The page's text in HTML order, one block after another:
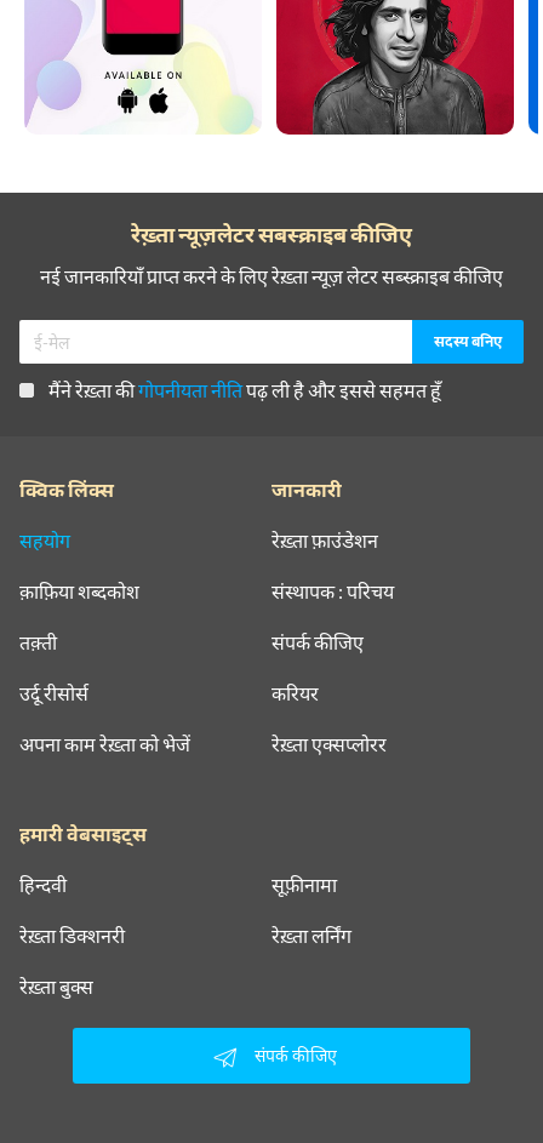
रेख़्ता न्यूज़लेटर सबस्क्राइब कीजिए
नई जानकारियाँ प्राप्त करने के लिए रेख़्ता न्यूज़ लेटर सब्स्क्राइब कीजिए
मैंने रेख़्ता कीगोपनीयता नीतिपढ़ ली है और इससे सहमत हूँ
क्विक लिंक्स
सहयोग
क़ाफ़िया शब्दकोश
तक़्ती
उर्दू रीसोर्स
अपना काम रेख़्ता को भेजें
जानकारी
रेख़्ता फ़ाउंडेशन
संस्थापक : परिचय
संपर्क कीजिए
करियर
रेख़्ता एक्सप्लोरर
हमारी वेबसाइट्स
हिन्दवी सूफ़ीनामा
रेख़्ता डिक्शनरी रेख़्ता लर्निंग
रेख़्ता बुक्स
संपर्क कीजिए